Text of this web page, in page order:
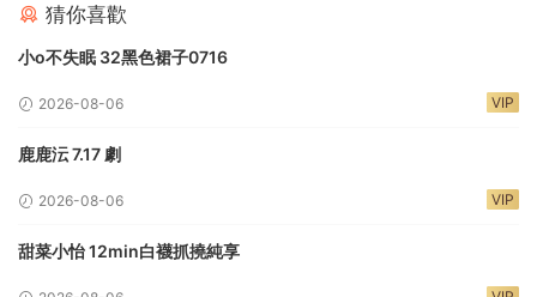
猜你喜歡
小o不失眠 32黑色裙子0716
2026-08-06 VIP
鹿鹿沄 7.17 劇
2026-08-06 VIP
甜菜小怡 12min白襪抓撓純享